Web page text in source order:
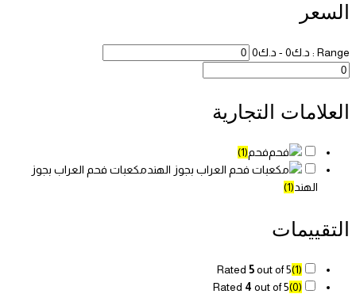
السعر
Range : د.ك0 - د.ك0
العلامات التجارية
فحم(1)
مكعبات فحم العراب بجوز
الهند(1)
التقييمات
Rated 5out of 5(1)
Rated 4 out of 5(0)